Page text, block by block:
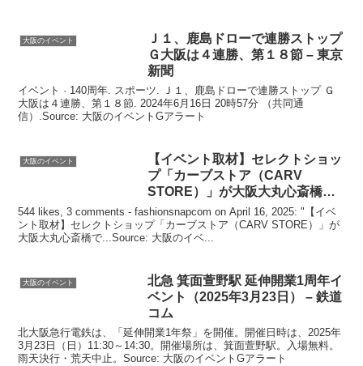
大阪のイベント
Ｊ１、鹿島ドローで連勝ストップ
Ｇ 大阪は４連勝、第１８節 – 東京
新聞
イベント · 140周年. スポーツ. Ｊ１、鹿島ドローで連勝ストップ Ｇ
大阪は４連勝、第１８節. 2024年6月16日 20時57分 （共同通
信）.Source: 大阪のイベントGアラート
大阪のイベント 【イベント取材】セレクトショッ
プ「カーブストア（CARV
STORE）」が大阪大丸心斎橋で
…
544 likes, 3 comments - fashionsnapcom on April 16, 2025: "【イベ
ント取材】セレクトショップ「カーブストア（CARV STORE）」が
大阪大丸心斎橋で...Source: 大阪のイベ...
大阪のイベント 北急 箕面萱野駅 延伸開業1周年イ
ベント
（2025年3月23日） – 鉄道
コム
北大阪急行電鉄は、「延伸開業1年祭」を開催。開催日時は、2025年
3月23日（日）11:30～14:30。開催場所は、箕面萱野駅。入場無料。
雨天決行・荒天中止。Source: 大阪のイベントGアラート